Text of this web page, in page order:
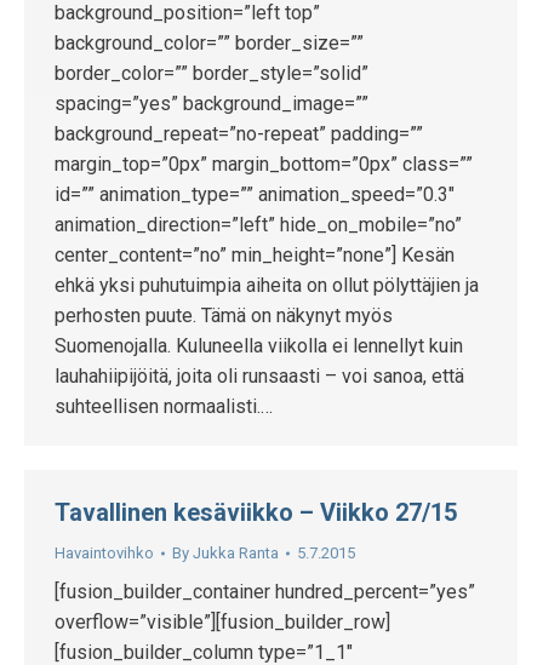
background_position=”left top”
background_color=”” border_size=””
border_color=”” border_style=”solid”
spacing=”yes” background_image=””
background_repeat=”no-repeat” padding=””
margin_top=”0px” margin_bottom=”0px” class=””
id=”” animation_type=”” animation_speed=”0.3″
animation_direction=”left” hide_on_mobile=”no”
center_content=”no” min_height=”none”] Kesän
ehkä yksi puhutuimpia aiheita on ollut pölyttäjien ja
perhosten puute. Tämä on näkynyt myös
Suomenojalla. Kuluneella viikolla ei lennellyt kuin
lauhahiipijöitä, joita oli runsaasti – voi sanoa, että
suhteellisen normaalisti.…
Tavallinen kesäviikko – Viikko 27/15
Havaintovihko By Jukka Ranta 5.7.2015
[fusion_builder_container hundred_percent=”yes”
overflow=”visible”][fusion_builder_row]
[fusion_builder_column type=”1_1″